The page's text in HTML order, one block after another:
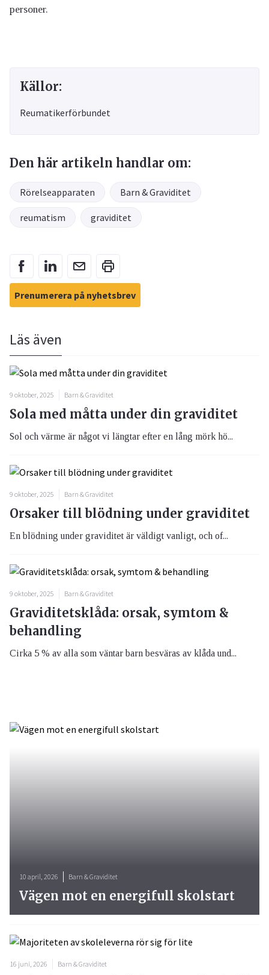
personer.
Källor:
Reumatikerförbundet
Den här artikeln handlar om:
Rörelseapparaten Barn & Graviditet
reumatism graviditet
Prenumerera på nyhetsbrev
Läs även
9 oktober, 2025 Barn & Graviditet
Sola med måtta under din graviditet
Sol och värme är något vi längtar efter en lång mörk hö...
9 oktober, 2025 Barn & Graviditet
Orsaker till blödning under graviditet
En blödning under graviditet är väldigt vanligt, och of...
9 oktober, 2025 Barn & Graviditet
Graviditetsklåda: orsak, symtom &
behandling
Cirka 5 % av alla som väntar barn besväras av klåda und...
16 juni, 2026 Barn & Graviditet
10 april, 2026 Barn & Graviditet
Vägen mot en energifull skolstart